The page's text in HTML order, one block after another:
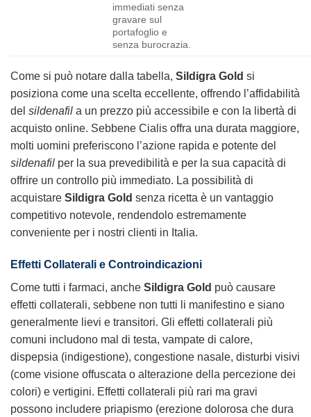
immediati senza
gravare sul
portafoglio e
senza burocrazia.
Come si può notare dalla tabella, Sildigra Gold si
posiziona come una scelta eccellente, offrendo l’affidabilità
del sildenafil a un prezzo più accessibile e con la libertà di
acquisto online. Sebbene Cialis offra una durata maggiore,
molti uomini preferiscono l’azione rapida e potente del
sildenafil per la sua prevedibilità e per la sua capacità di
offrire un controllo più immediato. La possibilità di
acquistare Sildigra Gold senza ricetta è un vantaggio
competitivo notevole, rendendolo estremamente
conveniente per i nostri clienti in Italia.
Effetti Collaterali e Controindicazioni
Come tutti i farmaci, anche Sildigra Gold può causare
effetti collaterali, sebbene non tutti li manifestino e siano
generalmente lievi e transitori. Gli effetti collaterali più
comuni includono mal di testa, vampate di calore,
dispepsia (indigestione), congestione nasale, disturbi visivi
(come visione offuscata o alterazione della percezione dei
colori) e vertigini. Effetti collaterali più rari ma gravi
possono includere priapismo (erezione dolorosa che dura